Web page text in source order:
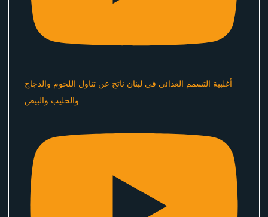
أغلبية التسمم الغذائي في لبنان ناتج عن تناول اللحوم والدجاج
والحليب والبيض